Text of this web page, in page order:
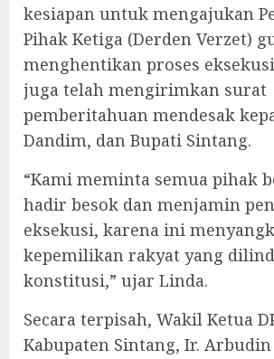
kesiapan untuk mengajukan
Pihak Ketiga (Derden Verzet)
menghentikan proses
juga telah mengirimkan surat
pemberitahuan mendesak
Dandim, dan Bupati Sintang.
“Kami meminta semua pihak
hadir besok dan menjamin
eksekusi, karena ini
kepemilikan rakyat yang
konstitusi,” ujar Linda.
Secara terpisah, Wakil Ketua
Kabupaten Sintang, Ir. Arbudin